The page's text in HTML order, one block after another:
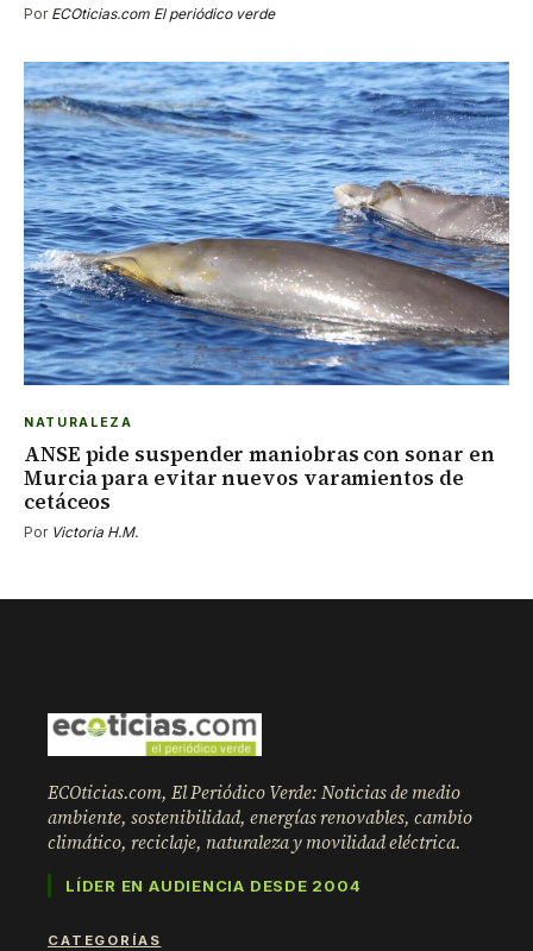
Por ECOticias.com El periódico verde
NATURALEZA
ANSE pide suspender maniobras con sonar en
Murcia para evitar nuevos varamientos de
cetáceos
Por Victoria H.M.
ECOticias.com, El Periódico Verde: Noticias de medio
ambiente, sostenibilidad, energías renovables, cambio
climático, reciclaje, naturaleza y movilidad eléctrica.
LÍDER EN AUDIENCIA DESDE 2004
CATEGORÍAS